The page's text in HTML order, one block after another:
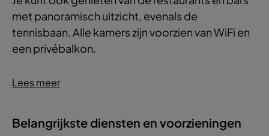
met panoramisch uitzicht, evenals de
tennisbaan. Alle kamers zijn voorzien van WiFi en
een privébalkon.
Lees meer
Belangrijkste diensten en voorzieningen